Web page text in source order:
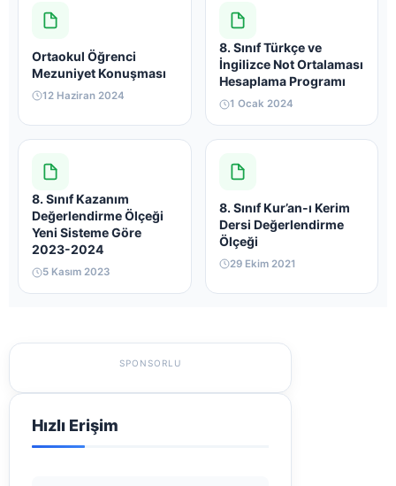
Ortaokul Öğrenci
Mezuniyet Konuşması
12 Haziran 2024
8. Sınıf Türkçe ve
İngilizce Not Ortalaması
Hesaplama Programı
1 Ocak 2024
8. Sınıf Kazanım
Değerlendirme Ölçeği
Yeni Sisteme Göre
2023-2024
5 Kasım 2023
8. Sınıf Kur’an-ı Kerim
Dersi Değerlendirme
Ölçeği
29 Ekim 2021
SPONSORLU
Hızlı Erişim